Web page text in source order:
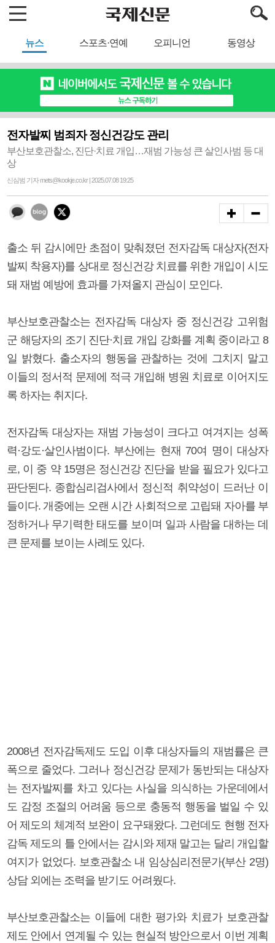
뉴스 스포츠·연예 오피니언 동영상
전자발찌 범죄자 정신건강도 관리
부산보호관찰소, 진단·치료 개입…재범 가능성 큰 살인사범 등 대
상
신심범 기자 mets@kookje.co.kr | 2025.07.08 19:25
출소 뒤 감시에만 초점이 맞춰졌던 전자감독 대상자(전자
발찌 착용자)를 상대로 정신건강 치료를 위한 개입이 시도
돼 재범 예방에 효과를 가져올지 관심이 모인다.
부산보호관찰소는 전자감독 대상자 중 정신건강 고위험
군 해당자의 조기 진단·치료 개입 강화를 계획 중이라고 8
일 밝혔다. 출소자의 행동을 관찰하는 것에 그치지 말고
이들의 정서적 문제에 적극 개입해 병원 치료로 이어지도
록 하자는 취지다.
전자감독 대상자는 재범 가능성이 크다고 여겨지는 성폭
력·강도·살인사범이다. 부산에는 현재 70여 명이 대상자
로, 이 중 약 15명은 정신건강 진단을 받을 필요가 있다고
판단된다. 종합심리검사에서 정신적 취약성이 드러난 이
들이다. 개중에는 오랜 시간 사회적으로 고립돼 자아를 부
정하거나 무기력한 태도를 보이며 일과 사람을 대하는 데
큰 문제를 보이는 사례도 있다.
2008년 전자감독제도 도입 이후 대상자들의 재범률은 큰
폭으로 줄었다. 그러나 정신건강 문제가 동반되는 대상자
는 전자발찌를 차고 있다는 사실을 의식하는 가운데에서
도 감정 조절의 어려움 등으로 충동적 행동을 벌일 수 있
어 제도의 체계적 보완이 요구돼왔다. 그런데도 현행 전자
감독 제도의 틀 안에서는 감시와 제재 말고는 달리 개입할
여지가 없었다. 보호관찰소 내 임상심리전문가(부산 2명)
상담 외에는 조력을 받기도 어려웠다.
부산보호관찰소는 이들에 대한 평가와 치료가 보호관찰
제도 안에서 연계될 수 있는 현실적 방안으로서 이번 계획